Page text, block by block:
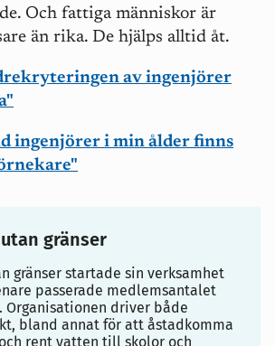
Och fattiga människor är
än rika. De hjälps alltid åt.
av ingenjörer
ingenjörer i min ålder finns
gränser
gränser startade sin verksamhet
passerade medlemsantalet
Organisationen driver både
bland annat för att åstadkomma
rent vatten till skolor och